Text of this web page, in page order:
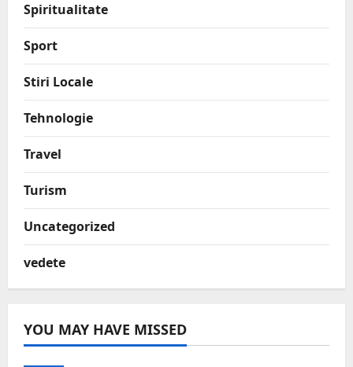
Spiritualitate
Sport
Stiri Locale
Tehnologie
Travel
Turism
Uncategorized
vedete
YOU MAY HAVE MISSED